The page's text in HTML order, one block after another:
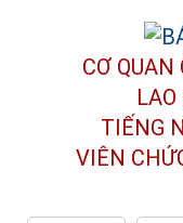
CƠ
TIẾNG
VIÊN